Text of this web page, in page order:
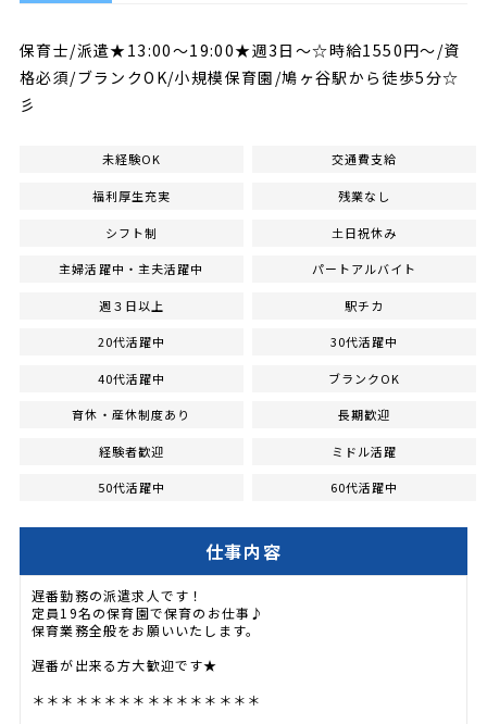
保育士/派遣★13:00～19:00★週3日～☆時給1550円～/資
格必須/ブランクOK/小規模保育園/鳩ヶ谷駅から徒歩5分☆
彡
未経験OK 交通費支給
福利厚生充実 残業なし
シフト制 土日祝休み
主婦活躍中・主夫活躍中 パートアルバイト
週３日以上 駅チカ
20代活躍中 30代活躍中
40代活躍中 ブランクOK
育休・産休制度あり 長期歓迎
経験者歓迎 ミドル活躍
50代活躍中 60代活躍中
仕事内容
遅番勤務の派遣求人です！
定員19名の保育園で保育のお仕事♪
保育業務全般をお願いいたします。
遅番が出来る方大歓迎です★
＊＊＊＊＊＊＊＊＊＊＊＊＊＊＊＊